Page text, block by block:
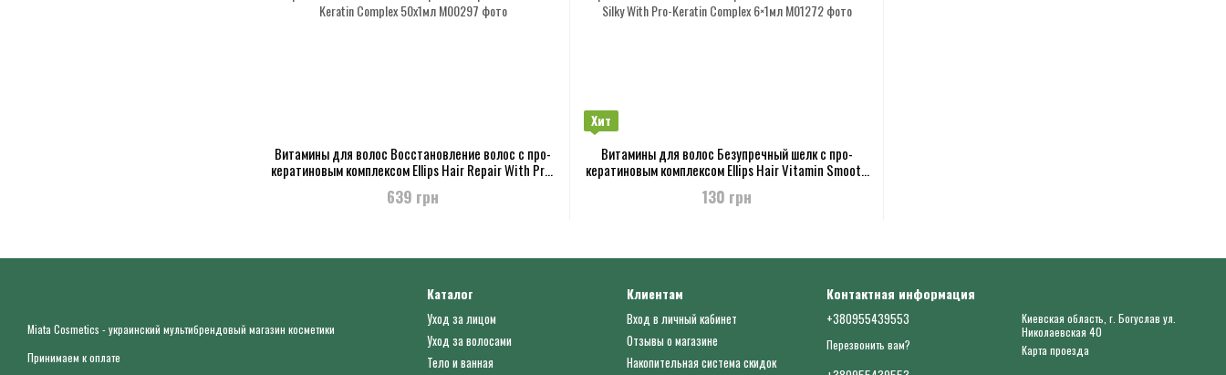
Витамины для волос Восстановление волос с про-
кератиновым комплексом Ellips Hair Repair With Pro-
Keratin Complex 50х1мл
639 грн
Хит
Витамины для волос Безупречный шелк с про-
кератиновым комплексом Ellips Hair Vitamin Smooth
and Silky With Pro-Keratin Complex 6×1мл
130 грн
Miata Cosmetics - украинский мультибрендовый магазин косметики
Принимаем к оплате
Каталог
Уход за лицом
Уход за волосами
Тело и ванная
Клиентам
Вход в личный кабинет
Отзывы о магазине
Накопительная система скидок
Контактная информация
+380955439553
Перезвонить вам?
Киевская область, г. Богуслав ул.
Николаевская 40
Карта проезда